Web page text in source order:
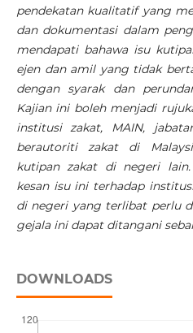
pendekatan kualitatif yang
dan dokumentasi dalam
mendapati bahawa isu
ejen dan amil yang tidak
dengan syarak dan
Kajian ini boleh menjadi
institusi zakat, MAIN,
berautoriti zakat di
kutipan zakat di negeri
kesan isu ini terhadap
di negeri yang terlibat perlu
gejala ini dapat ditangani
DOWNLOADS